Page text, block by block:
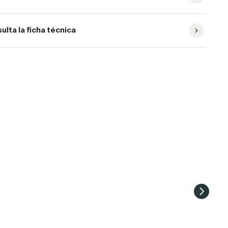
la ficha técnica